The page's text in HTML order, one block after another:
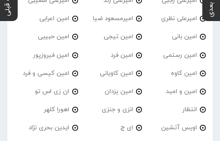
امیرعلی نظری امیرمسعود ضیا امین اعرابی
امین بانی امین تیجی امین حبیبی
امین رستمی امین فرد امین فیروزپور
امین کاوه امین کاویانی امین کیسی و فرد
امین و امید امین یزدان ان زی اس تو
انتظار انزی و جنزی اهورا کلهر
اویس آتشین ای ج ایدین بحری نژاد